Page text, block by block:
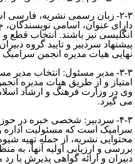
۳- زبان رسمی نشریه، فارسی است
عنوان، اسامی نویسندگان،
نیز باشند. انتخاب قطع و
سردبیر و تایید گروه دبیران
هیات مدیره انجمن سرامیک
۳- مدیر مسئول: انتخاب مدیر
و از طریق هیات مدیره
در وزارت فرهنگ و ارشاد
­گیرد.
۳- سردبیر: شخصی خبره در
است که مسئولیت اداره و
نشریه، از جمله تهیه شیوه
و ارزیابی اولیه آن­ها، به
و ارائه گواهی پذیرش یا رد